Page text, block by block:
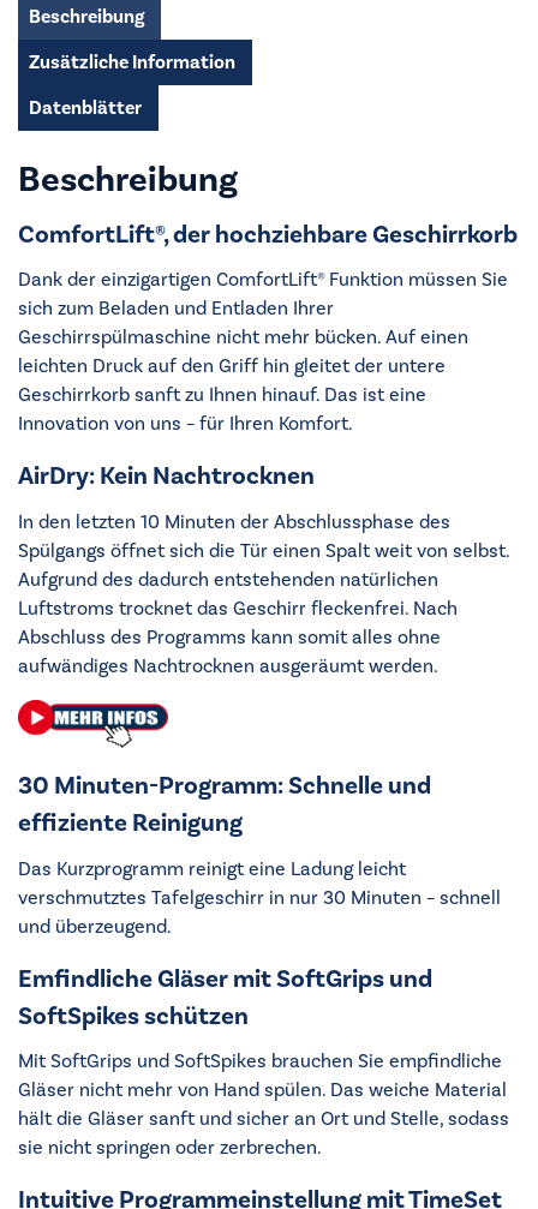
Beschreibung
Zusätzliche Information
Datenblätter
Beschreibung
ComfortLift®, der hochziehbare Geschirrkorb
Dank der einzigartigen ComfortLift® Funktion müssen Sie
sich zum Beladen und Entladen Ihrer
Geschirrspülmaschine nicht mehr bücken. Auf einen
leichten Druck auf den Griff hin gleitet der untere
Geschirrkorb sanft zu Ihnen hinauf. Das ist eine
Innovation von uns – für Ihren Komfort.
AirDry: Kein Nachtrocknen
In den letzten 10 Minuten der Abschlussphase des
Spülgangs öffnet sich die Tür einen Spalt weit von selbst.
Aufgrund des dadurch entstehenden natürlichen
Luftstroms trocknet das Geschirr fleckenfrei. Nach
Abschluss des Programms kann somit alles ohne
aufwändiges Nachtrocknen ausgeräumt werden.
30 Minuten-Programm: Schnelle und
effiziente Reinigung
Das Kurzprogramm reinigt eine Ladung leicht
verschmutztes Tafelgeschirr in nur 30 Minuten – schnell
und überzeugend.
Emfindliche Gläser mit SoftGrips und
SoftSpikes schützen
Mit SoftGrips und SoftSpikes brauchen Sie empfindliche
Gläser nicht mehr von Hand spülen. Das weiche Material
hält die Gläser sanft und sicher an Ort und Stelle, sodass
sie nicht springen oder zerbrechen.
Intuitive Programmeinstellung mit TimeSet